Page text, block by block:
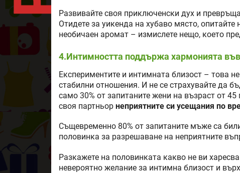
Развивайте своя приключенски дух и
Отидете за уикенда на хубаво място, опитайте
необичаен аромат – измислете нещо, което
4.Интимността поддържа хармонията
Експериментите и интимната близост – това
стабилни отношения. И не се страхувайте да
само 30% от запитаните жени на възраст от
своя партньор неприятните си усещания по
Същевременно 80% от запитаните мъже са
половинка за разрешаване на неприятните
Разкажете на половинката какво не ви
невероятно желание за интимна близост и